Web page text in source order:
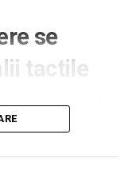
de alin
15 zile
asupra
se
tactile
dintre primele
atunci când
potrivite,